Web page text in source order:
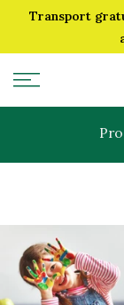
SariTransport